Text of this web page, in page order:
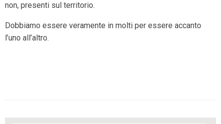
non, presenti sul territorio.
Dobbiamo essere veramente in molti per essere accanto
l’uno all’altro.